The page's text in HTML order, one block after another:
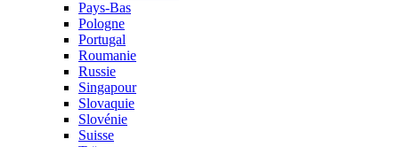
Pays-Bas
Pologne
Portugal
Roumanie
Russie
Singapour
Slovaquie
Slovénie
Suisse